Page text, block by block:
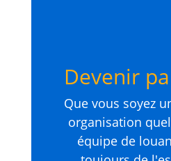
Devenir
Que vous soyez
organisation
équipe de